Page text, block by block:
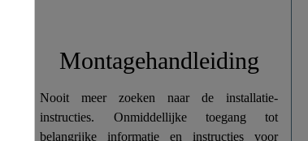
Montagehandleiding
Nooit meer zoeken naar de installatie-
instructies. Onmiddellijke toegang tot
belangrijke informatie en instructies voor